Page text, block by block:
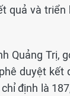
quả và
Quảng Trị,
duyệt
định là